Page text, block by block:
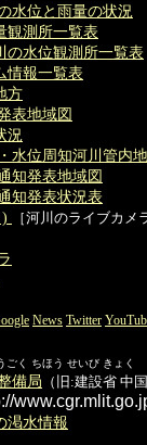
水位と雨量の状況
観測所一覧表
の水位観測所一覧表
情報一覧表
方
表地域図
況
水位周知河川管内
知発表地域図
知発表状況表
［河川のライブカメ
News Twitter
ごく ちほう せいび きょく
備局 （旧:建設省 中
渇水情報